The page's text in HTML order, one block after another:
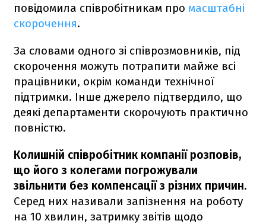
повідомила співробітникам про масштабні
скорочення.
За словами одного зі співрозмовників, під
скорочення можуть потрапити майже всі
працівники, окрім команди технічної
підтримки. Інше джерело підтвердило, що
деякі департаменти скорочують практично
повністю.
Колишній співробітник компанії розповів,
що його з колегами погрожували
звільнити без компенсації з різних причин.
Серед них називали запізнення на роботу
на 10 хвилин, затримку звітів щодо